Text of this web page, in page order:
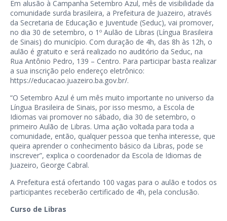
Em alusão à Campanha Setembro Azul, mês de visibilidade da
comunidade surda brasileira, a Prefeitura de Juazeiro, através
da Secretaria de Educação e Juventude (Seduc), vai promover,
no dia 30 de setembro, o 1º Aulão de Libras (Língua Brasileira
de Sinais) do município. Com duração de 4h, das 8h às 12h, o
aulão é gratuito e será realizado no auditório da Seduc, na
Rua Antônio Pedro, 139 – Centro. Para participar basta realizar
a sua inscrição pelo endereço eletrônico:
https://educacao.juazeiro.ba.gov.br/.
“O Setembro Azul é um mês muito importante no universo da
Língua Brasileira de Sinais, por isso mesmo, a Escola de
Idiomas vai promover no sábado, dia 30 de setembro, o
primeiro Aulão de Libras. Uma ação voltada para toda a
comunidade, então, qualquer pessoa que tenha interesse, que
queira aprender o conhecimento básico da Libras, pode se
inscrever”, explica o coordenador da Escola de Idiomas de
Juazeiro, George Cabral.
A Prefeitura está ofertando 100 vagas para o aulão e todos os
participantes receberão certificado de 4h, pela conclusão.
Curso de Libras